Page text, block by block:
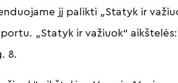
jį palikti „Statyk ir
„Statyk ir važiuok“
8.